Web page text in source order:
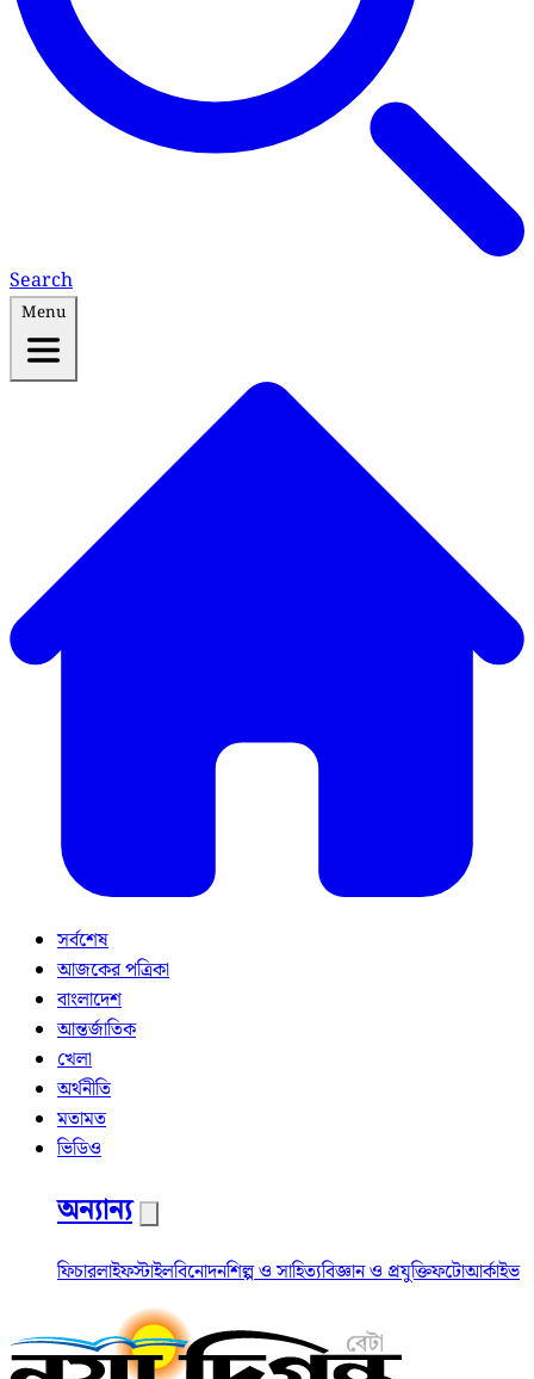
Search
Menu
সর্বশেষ
আজকের পত্রিকা
বাংলাদেশ
আন্তর্জাতিক
খেলা
অর্থনীতি
মতামত
ভিডিও
অন্যান্য
ফিচারলাইফস্টাইলবিনোদনশিল্প ও সাহিত্যবিজ্ঞান ও প্রযুক্তিফটোআর্কাইভ